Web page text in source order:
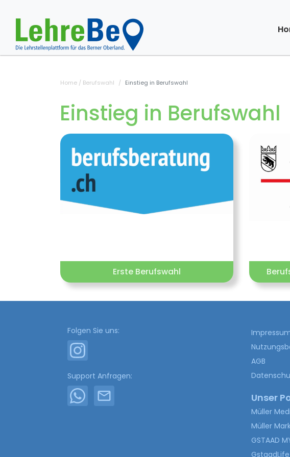
Home / Berufswahl Einstieg in Berufswahl
Einstieg in Berufswahl
Erste Berufswahl
Folgen Sie uns:
Support Anfragen:
AGB
Unser
Müller
Müller
GSTAAD
GstaadLife